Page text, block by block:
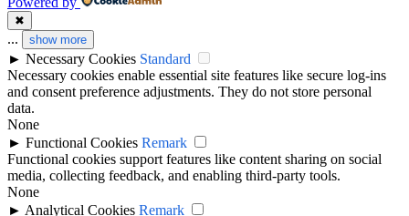
✖
... show more
► Necessary Cookies Standard
Necessary cookies enable essential site features like secure log-ins
and consent preference adjustments. They do not store personal
data.
None
► Functional Cookies Remark
Functional cookies support features like content sharing on social
media, collecting feedback, and enabling third-party tools.
None
► Analytical Cookies Remark